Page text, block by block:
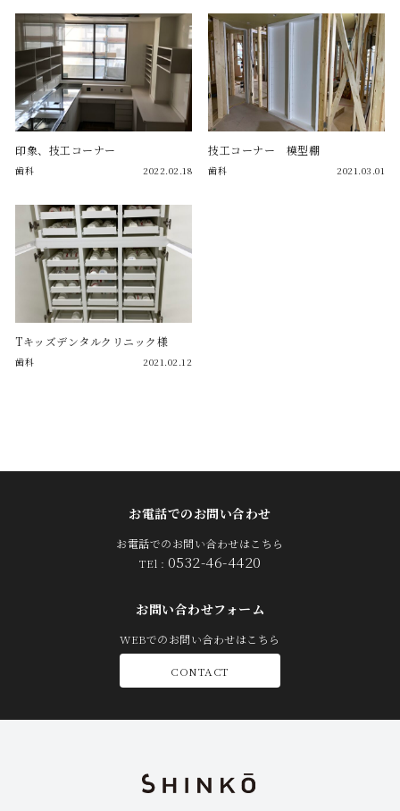
印象、技工コーナー
歯科 2022.02.18
技工コーナー 模型棚
歯科 2021.03.01
Tキッズデンタルクリニック様
歯科 2021.02.12
お電話でのお問い合わせ
お電話でのお問い合わせはこちら
TEl : 0532-46-4420
お問い合わせフォーム
WEBでのお問い合わせはこちら
CONTACT